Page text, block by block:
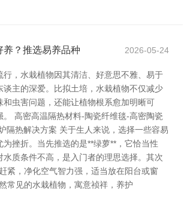
养？推选易养品种 2026-05-24
行，水栽植物因其清洁、好意思不雅、易于
谈主的深爱。比拟土培，水栽植物不仅减少
和虫害问题，还能让植物根系愈加明晰可
。 高密高温隔热材料-陶瓷纤维毯-高密陶瓷
隔热解决方案 关于生人来说，选择一些容易
为挫折。当先推选的是**绿萝**，它恰当性
水质条件不高，是入门者的理思选择。其次
紧，净化空气智力强，适当放在阳台或窗
常见的水栽植物，寓意祯祥，养护